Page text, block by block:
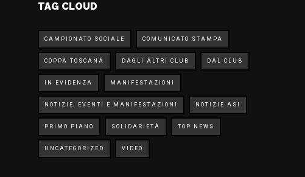
TAG CLOUD
CAMPIONATO SOCIALE COMUNICATO STAMPA
COPPA TOSCANA DAGLI ALTRI CLUB DAL CLUB
IN EVIDENZA MANIFESTAZIONI
NOTIZIE, EVENTI E MANIFESTAZIONI NOTIZIE ASI
PRIMO PIANO SOLIDARIETÀ TOP NEWS
UNCATEGORIZED VIDEO